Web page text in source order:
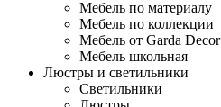
Мебель по материалу
Мебель по коллекции
Мебель от Garda Decor
Мебель школьная
Люстры и светильники
Светильники